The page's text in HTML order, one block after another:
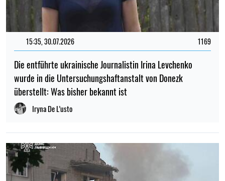
15:35, 30.07.2026 1169
Die entführte ukrainische Journalistin Irina Levchenko
wurde in die Untersuchungshaftanstalt von Donezk
überstellt: Was bisher bekannt ist
Iryna De L’usto